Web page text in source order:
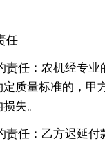
任
责任：农机经专业
定质量标准的，甲
失。
责任：乙方迟延付